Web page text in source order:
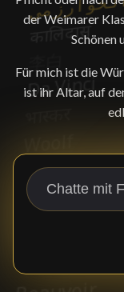
der Weimarer
Schönen
Für mich ist die
ist ihr Altar, auf